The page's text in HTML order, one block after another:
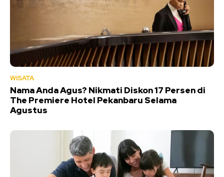
WISATA
Nama Anda Agus? Nikmati Diskon 17 Persen di
The Premiere Hotel Pekanbaru Selama
Agustus